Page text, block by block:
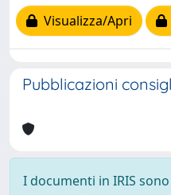
Visualizza/Apri
Pubblicazioni
I documenti in IRIS